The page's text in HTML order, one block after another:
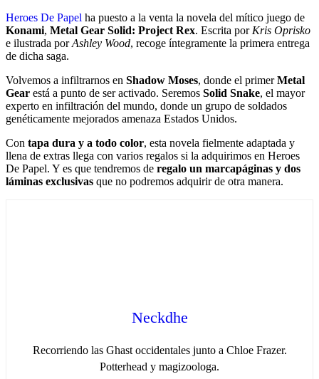
Heroes De Papel ha puesto a la venta la novela del mítico juego de
Konami, Metal Gear Solid: Project Rex. Escrita por Kris Oprisko
e ilustrada porAshley Wood, recoge íntegramente la primera entrega
de dicha saga.
Volvemos a infiltrarnos en Shadow Moses, donde el primerMetal
Gear está a punto de ser activado. Seremos Solid Snake, el mayor
experto en infiltración del mundo, donde un grupo de soldados
genéticamente mejorados amenaza Estados Unidos.
Con tapa dura y a todo color, esta novela fielmente adaptada y
llena de extras llega con varios regalos si la adquirimos en Heroes
De Papel. Y es que tendremos de regalo un marcapáginas y dos
láminas exclusivas que no podremos adquirir de otra manera.
Neckdhe
Recorriendo las Ghast occidentales junto a Chloe Frazer.
Potterhead y magizoologa.